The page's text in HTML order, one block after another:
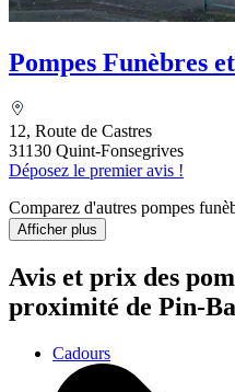
Pompes Funèbres
12, Route de Castres
31130 Quint-Fonsegrives
Déposez le premier avis !
Comparez d'autres pompes
Afficher plus
Avis et prix des
proximité de Pin-
Cadours